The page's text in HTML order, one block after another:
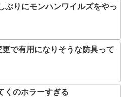
ぶりにモンハンワイルズをやっ
更で有用になりそうな防具って
くのホラーすぎる